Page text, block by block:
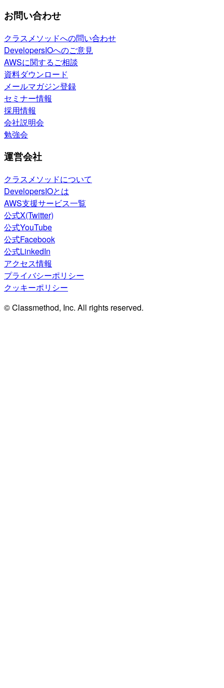
お問い合わせ
クラスメソッドへの問い合わせ
DevelopersIOへのご意見
AWSに関するご相談
資料ダウンロード
メールマガジン登録
セミナー情報
採用情報
会社説明会
勉強会
運営会社
クラスメソッドについて
DevelopersIOとは
AWS支援サービス一覧
公式X(Twitter)
公式YouTube
公式Facebook
公式LinkedIn
アクセス情報
プライバシーポリシー
クッキーポリシー
© Classmethod, Inc. All rights reserved.